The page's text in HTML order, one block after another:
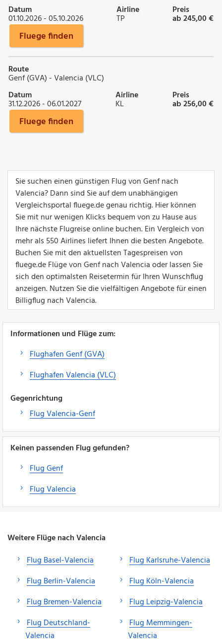
Datum
01.10.2026 - 05.10.2026
Airline
TP
Preis
ab 245,00 €
Fluege finden
Route
Genf (GVA) - Valencia (VLC)
Datum
31.12.2026 - 06.01.2027
Airline
KL
Preis
ab 256,00 €
Fluege finden
Sie suchen einen günstigen Flug von Genf nach
Valencia? Dann sind Sie auf dem unabhängigen
Vergleichsportal fluege.de genau richtig. Hier können
Sie mit nur wenigen Klicks bequem von zu Hause aus
Ihre nächste Flugreise online buchen. Ein Vergleich von
mehr als 550 Airlines liefert Ihnen die besten Angebote.
Buchen Sie mit den aktuellsten Tagespreisen von
fluege.de Flüge von Genf nach Valencia oder lassen Sie
sich den optimalsten Reisetermin für Ihren Wunschflug
anzeigen. Nutzen Sie die vielfältigen Angebote für einen
Billigflug nach Valencia.
Informationen und Flüge zum:
Flughafen Genf (GVA)
Flughafen Valencia (VLC)
Gegenrichtung
Flug Valencia-Genf
Keinen passenden Flug gefunden?
Flug Genf
Flug Valencia
Weitere Flüge nach Valencia
Flug Basel-Valencia
Flug Berlin-Valencia
Flug Bremen-Valencia
Flug Deutschland-
Valencia
Flug Karlsruhe-Valencia
Flug Köln-Valencia
Flug Leipzig-Valencia
Flug Memmingen-
Valencia